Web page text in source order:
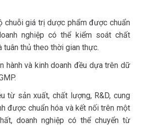
chuỗi giá trị dược phẩm được chuẩn
nghiệp có thể kiểm soát chất
tuân thủ theo thời gian thực.
hành và kinh doanh đều dựa trên dữ
từ sản xuất, chất lượng, R&D, cung
được chuẩn hóa và kết nối trên một
doanh nghiệp có thể chuyển từ